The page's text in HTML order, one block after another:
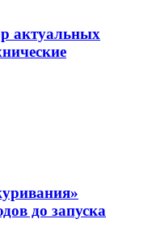
актуальных
до запуска